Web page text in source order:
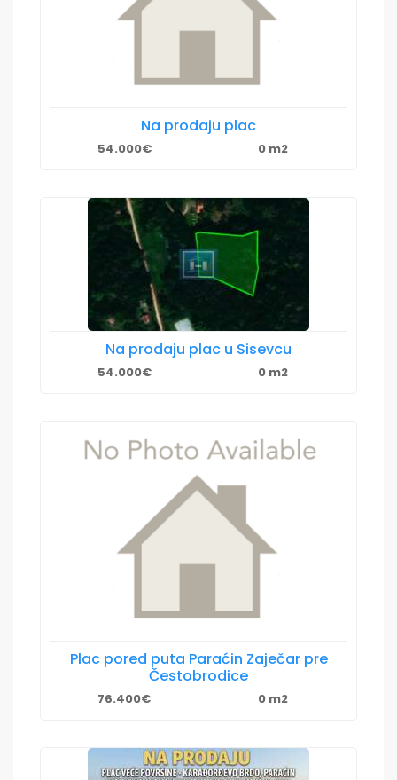
Na prodaju plac
54.000€ 0 m2
Na prodaju plac u Sisevcu
54.000€ 0 m2
Plac pored puta Paraćin Zaječar pre
Čestobrodice
76.400€ 0 m2